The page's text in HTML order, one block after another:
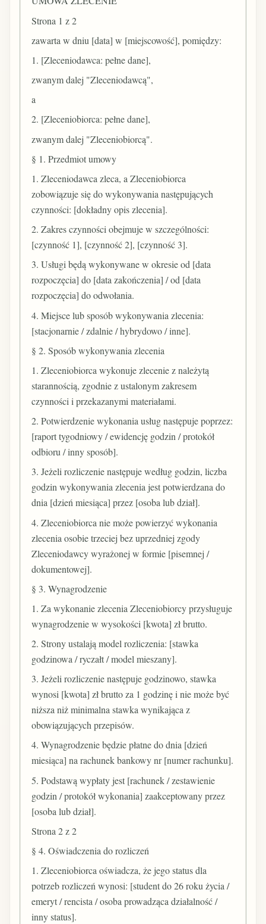
Strona 1 z 2
zawarta w dniu [data] w [miejscowość], pomiędzy:
1. [Zleceniodawca: pełne dane],
zwanym dalej "Zleceniodawcą",
a
2. [Zleceniobiorca: pełne dane],
zwanym dalej "Zleceniobiorcą".
§ 1. Przedmiot umowy
1. Zleceniodawca zleca, a Zleceniobiorca
zobowiązuje się do wykonywania następujących
czynności: [dokładny opis zlecenia].
2. Zakres czynności obejmuje w szczególności:
[czynność 1], [czynność 2], [czynność 3].
3. Usługi będą wykonywane w okresie od [data
rozpoczęcia] do [data zakończenia] / od [data
rozpoczęcia] do odwołania.
4. Miejsce lub sposób wykonywania zlecenia:
[stacjonarnie / zdalnie / hybrydowo / inne].
§ 2. Sposób wykonywania zlecenia
1. Zleceniobiorca wykonuje zlecenie z należytą
starannością, zgodnie z ustalonym zakresem
czynności i przekazanymi materiałami.
2. Potwierdzenie wykonania usług następuje poprzez:
[raport tygodniowy / ewidencję godzin / protokół
odbioru / inny sposób].
3. Jeżeli rozliczenie następuje według godzin, liczba
godzin wykonywania zlecenia jest potwierdzana do
dnia [dzień miesiąca] przez [osoba lub dział].
4. Zleceniobiorca nie może powierzyć wykonania
zlecenia osobie trzeciej bez uprzedniej zgody
Zleceniodawcy wyrażonej w formie [pisemnej /
dokumentowej].
§ 3. Wynagrodzenie
1. Za wykonanie zlecenia Zleceniobiorcy przysługuje
wynagrodzenie w wysokości [kwota] zł brutto.
2. Strony ustalają model rozliczenia: [stawka
godzinowa / ryczałt / model mieszany].
3. Jeżeli rozliczenie następuje godzinowo, stawka
wynosi [kwota] zł brutto za 1 godzinę i nie może być
niższa niż minimalna stawka wynikająca z
obowiązujących przepisów.
4. Wynagrodzenie będzie płatne do dnia [dzień
miesiąca] na rachunek bankowy nr [numer rachunku].
5. Podstawą wypłaty jest [rachunek / zestawienie
godzin / protokół wykonania] zaakceptowany przez
[osoba lub dział].
Strona 2 z 2
§ 4. Oświadczenia do rozliczeń
1. Zleceniobiorca oświadcza, że jego status dla
potrzeb rozliczeń wynosi: [student do 26 roku życia /
emeryt / rencista / osoba prowadząca działalność /
inny status].